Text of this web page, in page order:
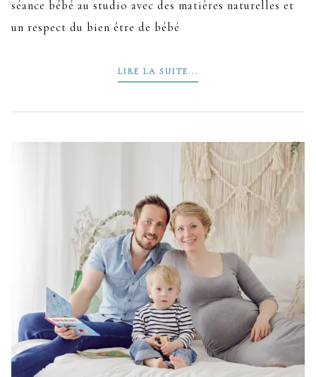
séance bébé au studio avec des matières naturelles et
un respect du bien être de bébé
LIRE LA SUITE...